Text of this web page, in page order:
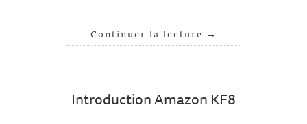
Continuer la lecture →
Introduction Amazon KF8